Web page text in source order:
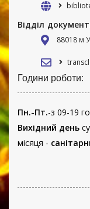
Відділ
88018 м
Години роботи:
Пн.-Пт.-з 09-19
Вихідний день
місяця -